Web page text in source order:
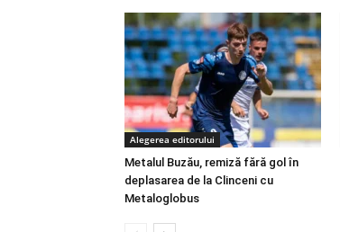
Alegerea editorului
Metalul Buzău, remiză fără gol în
deplasarea de la Clinceni cu
Metaloglobus